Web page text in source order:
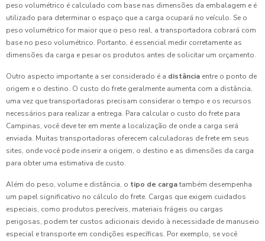
peso volumétrico é calculado com base nas dimensões da embalagem e é
utilizado para determinar o espaço que a carga ocupará no veículo. Se o
peso volumétrico for maior que o peso real, a transportadora cobrará com
base no peso volumétrico. Portanto, é essencial medir corretamente as
dimensões da carga e pesar os produtos antes de solicitar um orçamento.
Outro aspecto importante a ser considerado é a distância entre o ponto de
origem e o destino. O custo do frete geralmente aumenta com a distância,
uma vez que transportadoras precisam considerar o tempo e os recursos
necessários para realizar a entrega. Para calcular o custo do frete para
Campinas, você deve ter em mente a localização de onde a carga será
enviada. Muitas transportadoras oferecem calculadoras de frete em seus
sites, onde você pode inserir a origem, o destino e as dimensões da carga
para obter uma estimativa de custo.
Além do peso, volume e distância, o tipo de cargatambém desempenha
um papel significativo no cálculo do frete. Cargas que exigem cuidados
especiais, como produtos perecíveis, materiais frágeis ou cargas
perigosas, podem ter custos adicionais devido à necessidade de manuseio
especial e transporte em condições específicas. Por exemplo, se você